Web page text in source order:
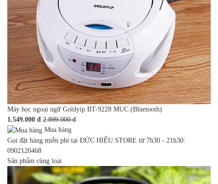
Máy học ngoại ngữ Goldyip BT-9228 MUC (Bluetooth)
1.549.000 đ 2.899.000 đ
Mua hàng
Gọi đặt hàng miễn phí tại ĐỨC HIẾU STORE từ 7h30 - 21h30:
0902120468
Sản phẩm cùng loại